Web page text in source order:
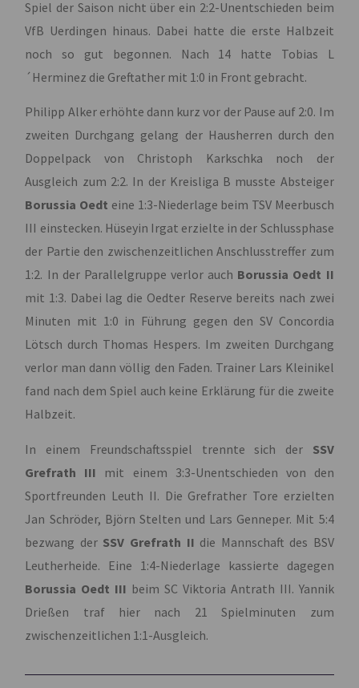
Spiel der Saison nicht über ein 2:2-Unentschieden beim
VfB Uerdingen hinaus. Dabei hatte die erste Halbzeit
noch so gut begonnen. Nach 14 hatte Tobias L
´Herminez die Greftather mit 1:0 in Front gebracht.
Philipp Alker erhöhte dann kurz vor der Pause auf 2:0. Im
zweiten Durchgang gelang der Hausherren durch den
Doppelpack von Christoph Karkschka noch der
Ausgleich zum 2:2. In der Kreisliga B musste Absteiger
Borussia Oedt eine 1:3-Niederlage beim TSV Meerbusch
III einstecken. Hüseyin Irgat erzielte in der Schlussphase
der Partie den zwischenzeitlichen Anschlusstreffer zum
1:2. In der Parallelgruppe verlor auch Borussia Oedt II
mit 1:3. Dabei lag die Oedter Reserve bereits nach zwei
Minuten mit 1:0 in Führung gegen den SV Concordia
Lötsch durch Thomas Hespers. Im zweiten Durchgang
verlor man dann völlig den Faden. Trainer Lars Kleinikel
fand nach dem Spiel auch keine Erklärung für die zweite
Halbzeit.
In einem Freundschaftsspiel trennte sich der SSV
Grefrath III mit einem 3:3-Unentschieden von den
Sportfreunden Leuth II. Die Grefrather Tore erzielten
Jan Schröder, Björn Stelten und Lars Genneper. Mit 5:4
bezwang der SSV Grefrath II die Mannschaft des BSV
Leutherheide. Eine 1:4-Niederlage kassierte dagegen
Borussia Oedt III beim SC Viktoria Antrath III. Yannik
Drießen traf hier nach 21 Spielminuten zum
zwischenzeitlichen 1:1-Ausgleich.